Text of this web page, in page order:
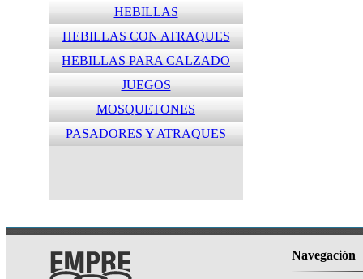
HEBILLAS
HEBILLAS CON ATRAQUES
HEBILLAS PARA CALZADO
JUEGOS
MOSQUETONES
PASADORES Y ATRAQUES
Navegación